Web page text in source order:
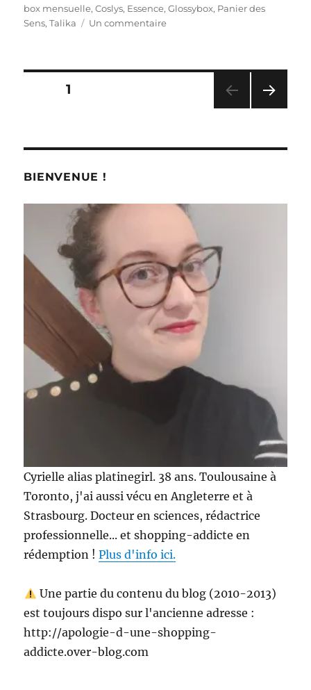
le
box mensuelle,Coslys, Essence,Glossybox, Panier des
Sens,Talika Un commentairesur
Carpet
Pagination
publications
PAGE1
ANT
BIENVENUE !
Cyrielle alias platinegirl. 38 ans. Toulousaine à
Toronto, j'ai aussi vécu en Angleterre et à
Strasbourg. Docteur en sciences, rédactrice
professionnelle... et shopping-addicte en
rédemption !Plus d'info ici.
Une partie du contenu du blog (2010-2013)
est toujours dispo sur l'ancienne adresse :
http://apologie-d-une-shopping-
addicte.over-blog.com